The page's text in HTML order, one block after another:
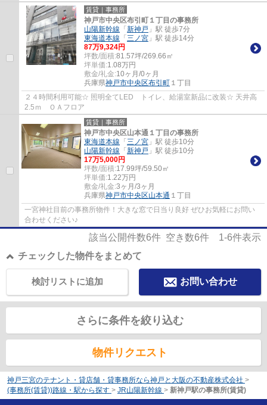
賃貸｜事務所
神戸市中央区布引町１丁目の事務所
山陽新幹線 「 新神戸 」駅 徒歩7分
東海道本線 「 三ノ宮 」駅 徒歩14分
87万9,324円
坪数/面積:81.57坪/269.66㎡
坪単価:1.08万円
敷金/礼金:10ヶ月/0ヶ月
兵庫県神戸市中央区布引町 １丁目
２４時間利用可能☆ 照明全てLED トイレ、給湯室新品に改装☆ 天井高
2.5ｍ ＯＡフロア
賃貸｜事務所
神戸市中央区山本通１丁目の事務所
東海道本線 「 三ノ宮 」駅 徒歩10分
山陽新幹線 「 新神戸 」駅 徒歩10分
17万5,000円
坪数/面積:17.99坪/59.50㎡
坪単価:1.22万円
敷金/礼金:3ヶ月/3ヶ月
兵庫県神戸市中央区山本通 １丁目
一宮神社目前の事務所物件！大きな窓で日当り良好 ぜひお気軽にお問い
合わせください♪
該当公開件数6件 空き数6件 1-6件表示
チェックした物件をまとめて
お問い合わせ
検討リストに追加
さらに条件を絞り込む
物件リクエスト
神戸三宮のテナント・貸店舗・貸事務所なら神戸と大阪の不動産株式会社 >
(事務所(賃貸))路線・駅から探す > JR山陽新幹線 > 新神戸駅の事務所(賃貸)